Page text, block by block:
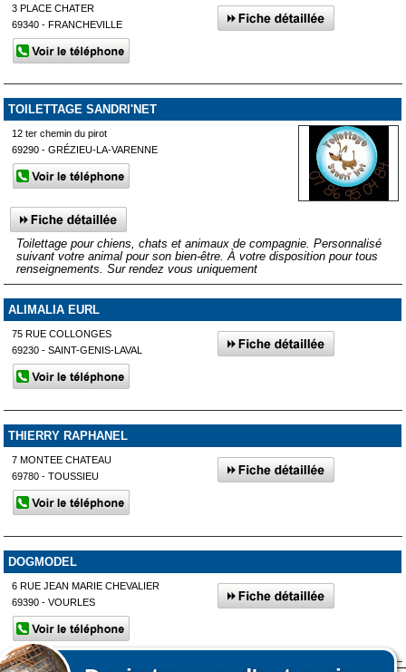
3 PLACE CHATER
69340 - FRANCHEVILLE
TOILETTAGE SANDRI'NET
12 ter chemin du pirot
69290 - GRÉZIEU-LA-VARENNE
Toilettage pour chiens, chats et animaux de compagnie. Personnalisé
suivant votre animal pour son bien-être. À votre disposition pour tous
renseignements. Sur rendez vous uniquement
ALIMALIA EURL
75 RUE COLLONGES
69230 - SAINT-GENIS-LAVAL
THIERRY RAPHANEL
7 MONTEE CHATEAU
69780 - TOUSSIEU
DOGMODEL
6 RUE JEAN MARIE CHEVALIER
69390 - VOURLES